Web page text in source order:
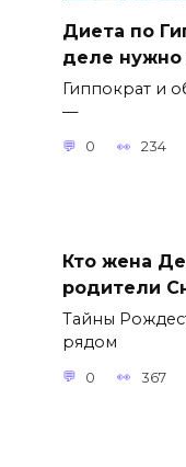
Диета по
деле нужно
Гиппократ и
—
0 234
Кто жена
родители
Тайны
рядом
0 367